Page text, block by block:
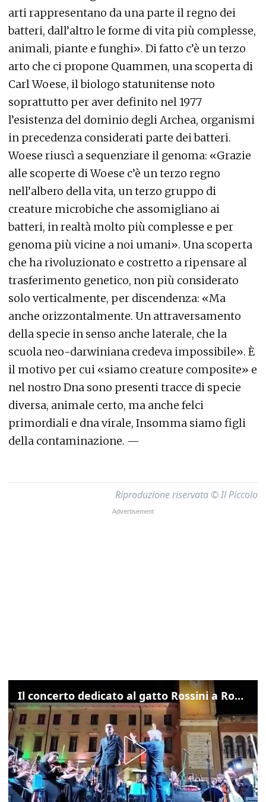
arti rappresentano da una parte il regno dei
batteri, dall’altro le forme di vita più complesse,
animali, piante e funghi». Di fatto c’è un terzo
arto che ci propone Quammen, una scoperta di
Carl Woese, il biologo statunitense noto
soprattutto per aver definito nel 1977
l’esistenza del dominio degli Archea, organismi
in precedenza considerati parte dei batteri.
Woese riuscì a sequenziare il genoma: «Grazie
alle scoperte di Woese c’è un terzo regno
nell’albero della vita, un terzo gruppo di
creature microbiche che assomigliano ai
batteri, in realtà molto più complesse e per
genoma più vicine a noi umani». Una scoperta
che ha rivoluzionato e costretto a ripensare al
trasferimento genetico, non più considerato
solo verticalmente, per discendenza: «Ma
anche orizzontalmente. Un attraversamento
della specie in senso anche laterale, che la
scuola neo-darwiniana credeva impossibile». È
il motivo per cui «siamo creature composite» e
nel nostro Dna sono presenti tracce di specie
diversa, animale certo, ma anche felci
primordiali e dna virale, Insomma siamo figli
della contaminazione. —
Riproduzione riservata © Il Piccolo
Il concerto dedicato al gatto Rossini a Rovigo: ecco un estratto